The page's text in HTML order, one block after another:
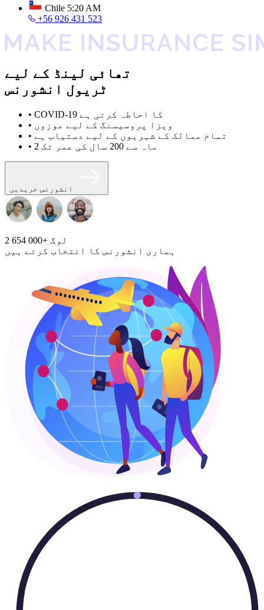
Chile 5:20 AM
+56 926 431 523
تھائی لینڈ کے لیے
ٹریول انشورنس
• COVID-19 کا احاطہ کرتی ہے
• ویزا پروسیسنگ کے لیے موزوں
• تمام ممالک کے شہریوں کے لیے دستیاب ہے
• 2 ماہ سے 200 سال کی عمر تک
انشورنس خریدیں
2 654 000+ لوگ
ہماری انشورنس کا انتخاب کرتے ہیں